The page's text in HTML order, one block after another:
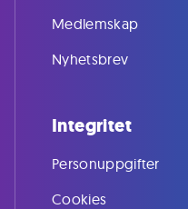
Medlemskap
Nyhetsbrev
Integritet
Personuppgifter
Cookies